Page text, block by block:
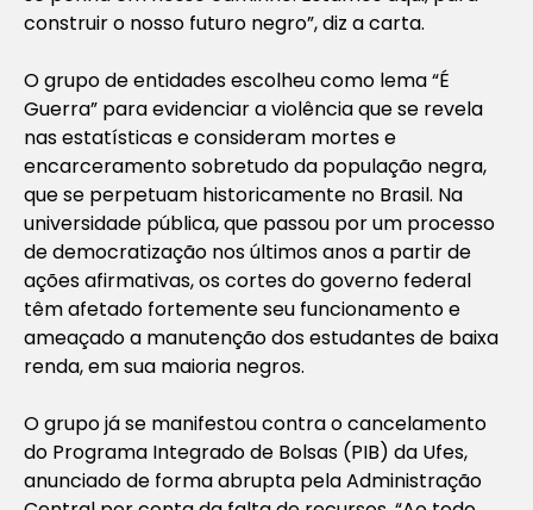
construir o nosso futuro negro”, diz a carta.
O grupo de entidades escolheu como lema “É
Guerra” para evidenciar a violência que se revela
nas estatísticas e consideram mortes e
encarceramento sobretudo da população negra,
que se perpetuam historicamente no Brasil. Na
universidade pública, que passou por um processo
de democratização nos últimos anos a partir de
ações afirmativas, os cortes do governo federal
têm afetado fortemente seu funcionamento e
ameaçado a manutenção dos estudantes de baixa
renda, em sua maioria negros.
O grupo já se manifestou contra o cancelamento
do Programa Integrado de Bolsas (PIB) da Ufes,
anunciado de forma abrupta pela Administração